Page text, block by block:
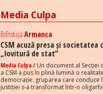
Media Culpa
BrîndușaArmanca
CSM acuză presa și societatea
„lovitură de stat”
Media Culpa / Un document al Secției
a CSM a pus în plină lumină o
democrație: gruparea care conduce
justiției s-a transformat într-o